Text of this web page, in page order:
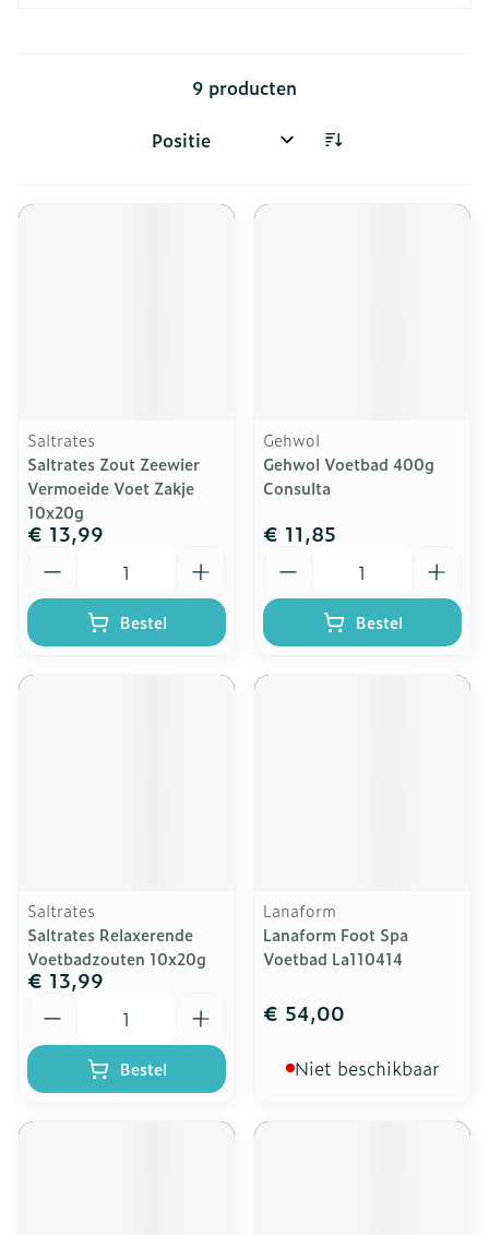
9 producten
Sorteer op:
Saltrates
Saltrates Zout Zeewier
Vermoeide Voet Zakje
10x20g
€ 13,99
Bestel
Gehwol
Gehwol Voetbad 400g
Consulta
€ 11,85
Bestel
Saltrates
Saltrates Relaxerende
Voetbadzouten 10x20g
€ 13,99
Bestel
Lanaform
Lanaform Foot Spa
Voetbad La110414
€ 54,00
Niet beschikbaar